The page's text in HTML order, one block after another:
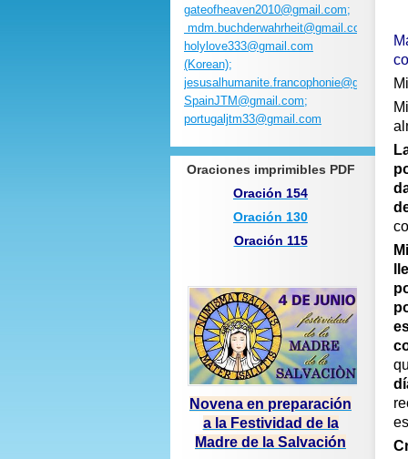
gateofheaven2010@gmail.com;
mdm.buchderwahrheit@gmail.com;
holylove333@gmail.com
(Korean);
SpainJTM@gmail.com;
portugaljtm33@gmail.com
Oraciones imprimibles PDF
Oración 154
Oración 130
Oración 115
Novena en preparación
a la Festividad de la
Madre de la Salvación